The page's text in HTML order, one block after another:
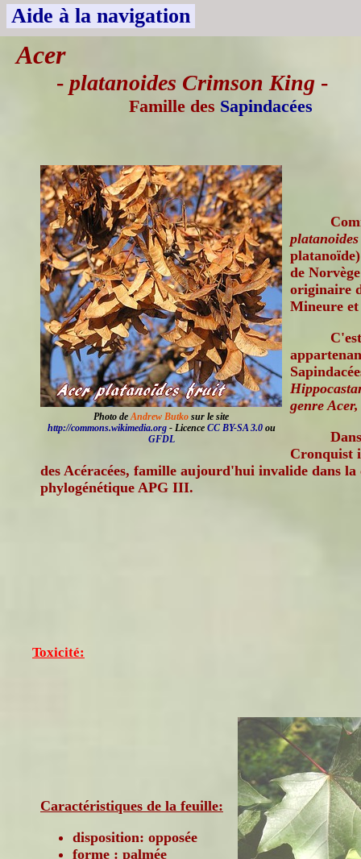
Aide à la navigation
Acer
- platanoides Crimson King -
Famille des Sapindacées
Photo deAndrew Butko sur le site
http://commons.wikimedia.org- Licence CC BY-SA 3.0ou
GFDL
platanoides
de
originaire
Mineure
genre
Cronquist
des Acéracées, famille aujourd'hui invalide dans la
phylogénétique APG III.
Toxicité:
Caractéristiques de la feuille:
disposition: opposée
forme : palmée